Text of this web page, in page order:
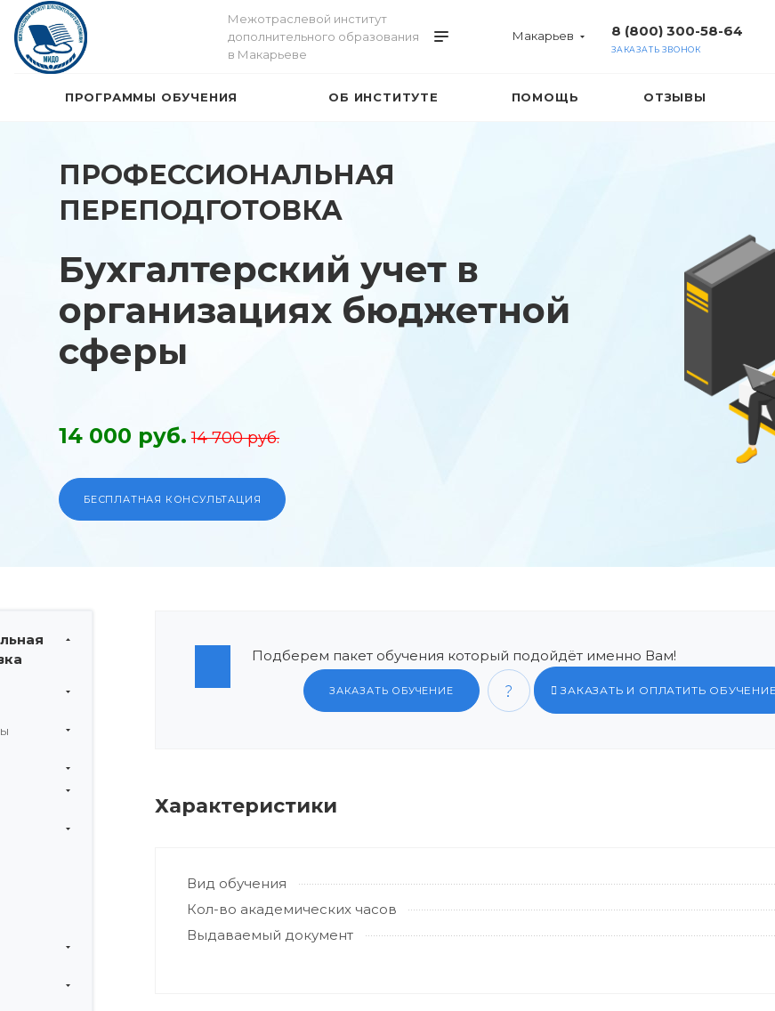
Межотраслевой институт
дополнительного образования
в Макарьеве
Макарьев 8 (800) 300-58-64
ЗАКАЗАТЬ ЗВОНОК
ПРОГРАММЫ ОБУЧЕНИЯ ОБ ИНСТИТУТЕ ПОМОЩЬ ОТЗЫВЫ
ПРОФЕССИОНАЛЬНАЯ
ПЕРЕПОДГОТОВКА
Бухгалтерский учет в
организациях бюджетной
сферы
14 000 руб. 14 700 руб.
БЕСПЛАТНАЯ КОНСУЛЬТАЦИЯ
Подберем пакет обучения который подойдёт именно Вам!
ЗАКАЗАТЬ ОБУЧЕНИЕ ЗАКАЗАТЬ И ОПЛАТИТЬ ОБУЧЕНИЕ
Характеристики
Вид обучения
Кол-во академических часов
Выдаваемый документ